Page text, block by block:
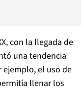
con la llegada de
una tendencia
ejemplo, el uso de
llenar los